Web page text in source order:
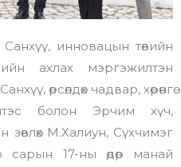
инновацын төвийн
ахлах мэргэжилтэн
өрсөлдөх чадвар, хөрөнгө
болон Эрчим хүч,
М.Халиун, Сүхчимэг
17-ны өдөр манай